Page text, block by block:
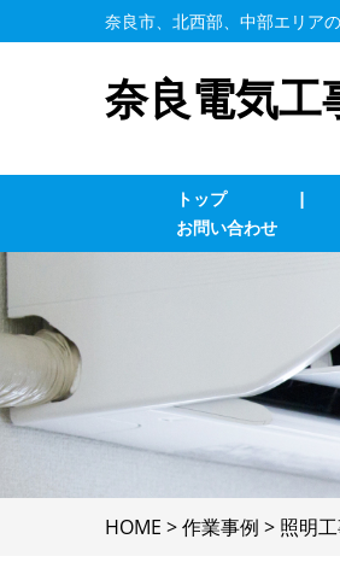
奈良市、北西部、中部エリア
奈良電気工
トップ |
業務用エアコン
ブレーカー修理
電気配線工事
お問い合わせ
HOME >作業事例 > 照明